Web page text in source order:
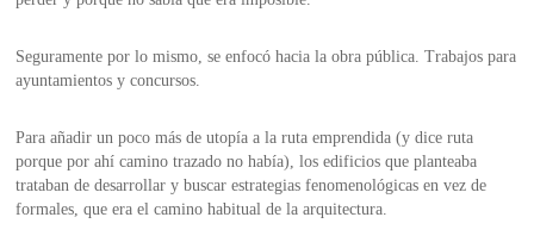
Seguramente por lo mismo, se enfocó hacia la obra pública. Trabajos para
ayuntamientos y concursos.
Para añadir un poco más de utopía a la ruta emprendida (y dice ruta
porque por ahí camino trazado no había), los edificios que planteaba
trataban de desarrollar y buscar estrategias fenomenológicas en vez de
formales, que era el camino habitual de la arquitectura.